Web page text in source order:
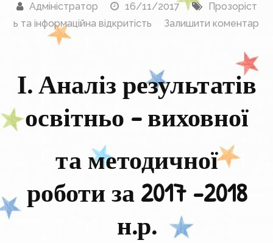
Адміністратор
16/11/2017
Прозоріст
ь та інформаційна відкритість
Залишити коментар
моніторингу
якості
освіти
І. Аналіз результатів
освітньо – виховної
та методичної
роботи за 2017 -2018
н.р.